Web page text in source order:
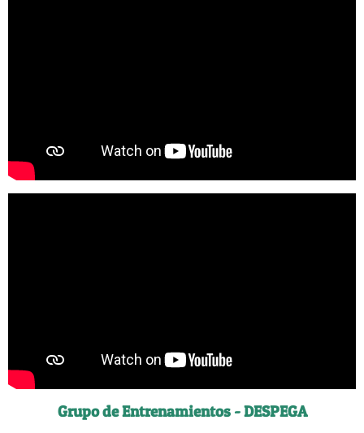
Grupo de Entrenamientos - DESPEGA